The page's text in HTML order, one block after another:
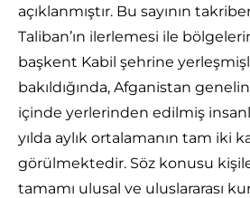
açıklanmıştır. Bu sayının
Taliban’ın ilerlemesi ile
başkent Kabil şehrine
bakıldığında, Afganistan
içinde yerlerinden edilmiş
yılda aylık ortalamanın tam iki
görülmektedir. Söz konusu
tamamı ulusal ve uluslararası